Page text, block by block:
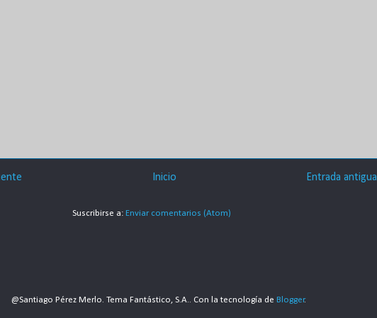
Entrada antigua
Inicio
Suscribirse a: Enviar comentarios (Atom)
@Santiago Pérez Merlo. Tema Fantástico, S.A.. Con la tecnología de Blogger.